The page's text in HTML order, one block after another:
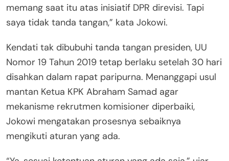
memang saat itu atas inisiatif DPR direvisi. Tapi
saya tidak tanda tangan,” kata Jokowi.
Kendati tak dibubuhi tanda tangan presiden, UU
Nomor 19 Tahun 2019 tetap berlaku setelah 30 hari
disahkan dalam rapat paripurna. Menanggapi usul
mantan Ketua KPK Abraham Samad agar
mekanisme rekrutmen komisioner diperbaiki,
Jokowi mengatakan prosesnya sebaiknya
mengikuti aturan yang ada.